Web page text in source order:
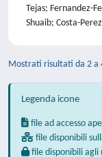
Tejas; Fernandez-
Shuaib; Costa-
Mostrati risultati da 2 a
Legenda icone
file ad accesso
file disponibili
file disponibili